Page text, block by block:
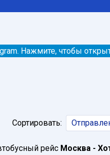
Нажмите, чтобы
Сортировать:
рейс Москва -